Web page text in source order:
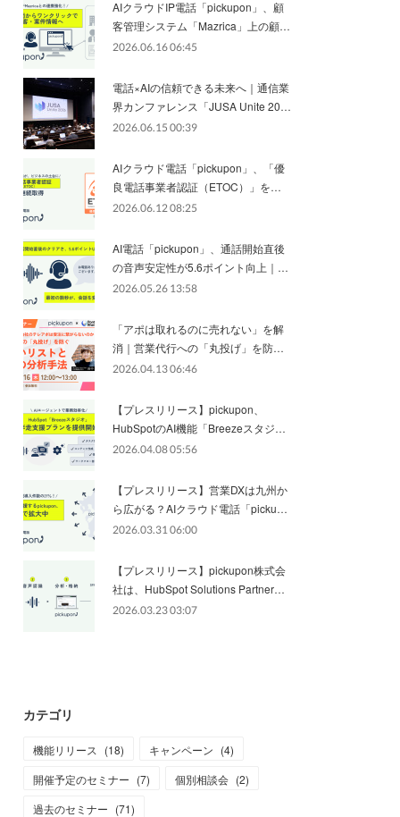
AIクラウドIP電話「pickupon」、顧
客管理システム「Mazrica」上の顧…
2026.06.16 06:45
電話×AIの信頼できる未来へ｜通信業
界カンファレンス「JUSA Unite 20…
2026.06.15 00:39
AIクラウド電話「pickupon」、「優
良電話事業者認証（ETOC）」を…
2026.06.12 08:25
AI電話「pickupon」、通話開始直後
の音声安定性が5.6ポイント向上｜…
2026.05.26 13:58
「アポは取れるのに売れない」を解
消｜営業代行への「丸投げ」を防…
2026.04.13 06:46
【プレスリリース】pickupon、
HubSpotのAI機能「Breezeスタジ…
2026.04.08 05:56
【プレスリリース】営業DXは九州か
ら広がる？AIクラウド電話「picku…
2026.03.31 06:00
【プレスリリース】pickupon株式会
社は、HubSpot Solutions Partner…
2026.03.23 03:07
カテゴリ
機能リリース (18) キャンペーン (4)
開催予定のセミナー (7) 個別相談会 (2)
過去のセミナー (71)